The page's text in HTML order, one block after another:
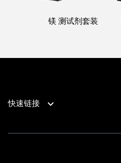
镁 测试剂套装
快速链接
联系我们